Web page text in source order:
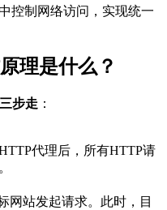
控制网络访问，实现统一
理是什么？
三步走 ：
代理后，所有HTTP请
网站发起请求。此时，目